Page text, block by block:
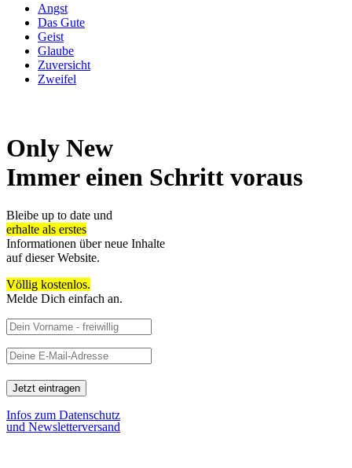
Angst
Das Gute
Geist
Glaube
Zuversicht
Zweifel
Only New
Immer einen Schritt voraus
Bleibe up to date und
erhalte als erstes
Informationen über neue Inhalte
auf dieser Website.
Völlig kostenlos.
Melde Dich einfach an.
Infos zum Datenschutz
und Newsletterversand